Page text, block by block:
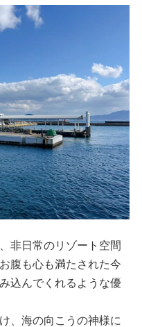
非日常のリゾート空間
腹も心も満たされた今
込んでくれるような優
、海の向こうの神様に